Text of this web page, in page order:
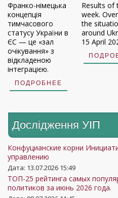
Франко-німецька
концепція
тимчасового
статусу України в
ЄС — це «зал
очікування» з
відкладеною
інтеграцією.
ПОДРОБНЕЕ
Results of
week.
the
around
15 April
Дослідження УIП
Конфуцианские корни
управлению
Дата: 13.07.2026 15:49
ТОП-25 рейтинга самых
политиков за июнь 2026 года.